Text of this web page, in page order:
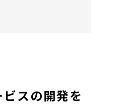
スの開発を